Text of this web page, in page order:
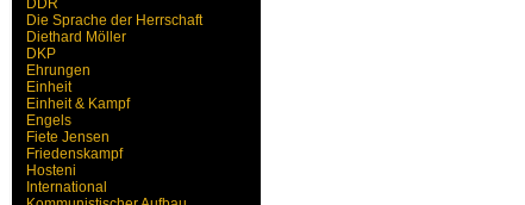
DDR
Die Sprache der Herrschaft
Diethard Möller
DKP
Ehrungen
Einheit
Einheit & Kampf
Engels
Fiete Jensen
Friedenskampf
Hosteni
International